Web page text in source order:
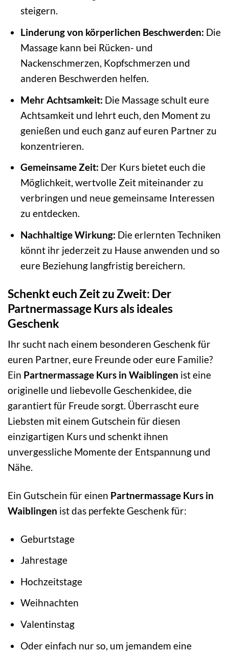
steigern.
Linderung von körperlichen Beschwerden: Die
Massage kann bei Rücken- und
Nackenschmerzen, Kopfschmerzen und
anderen Beschwerden helfen.
Mehr Achtsamkeit: Die Massage schult eure
Achtsamkeit und lehrt euch, den Moment zu
genießen und euch ganz auf euren Partner zu
konzentrieren.
Gemeinsame Zeit: Der Kurs bietet euch die
Möglichkeit, wertvolle Zeit miteinander zu
verbringen und neue gemeinsame Interessen
zu entdecken.
Nachhaltige Wirkung: Die erlernten Techniken
könnt ihr jederzeit zu Hause anwenden und so
eure Beziehung langfristig bereichern.
Schenkt euch Zeit zu Zweit: Der
Partnermassage Kurs als ideales
Geschenk
Ihr sucht nach einem besonderen Geschenk für
euren Partner, eure Freunde oder eure Familie?
Ein Partnermassage Kurs in Waiblingen ist eine
originelle und liebevolle Geschenkidee, die
garantiert für Freude sorgt. Überrascht eure
Liebsten mit einem Gutschein für diesen
einzigartigen Kurs und schenkt ihnen
unvergessliche Momente der Entspannung und
Nähe.
Ein Gutschein für einen Partnermassage Kurs in
Waiblingen ist das perfekte Geschenk für:
Geburtstage
Jahrestage
Hochzeitstage
Weihnachten
Valentinstag
Oder einfach nur so, um jemandem eine